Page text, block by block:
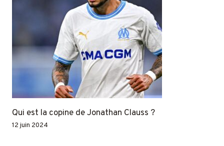
Qui est la copine de Jonathan Clauss ?
12 juin 2024